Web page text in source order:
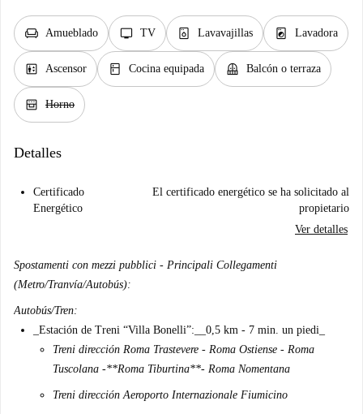
chair Amueblado tv TV dishwasher_gen Lavavajillas local_laundry_service Lavadora
elevator Ascensor kitchen Cocina equipada balcony Balcón o terraza
oven_gen Horno
Detalles
Certificado
Energético
El certificado energético se ha solicitado al
propietario
Ver detalles
Spostamenti con mezzi pubblici - Principali Collegamenti
(Metro/Tranvía/Autobús):
Autobús/Tren:
Estación de Treni “Villa Bonelli”: __0,5 km - 7 min. un piedi_
Treni dirección Roma Trastevere - Roma Ostiense - Roma
Tuscolana -**Roma Tiburtina**- Roma Nomentana
Treni dirección Aeroporto Internazionale Fiumicino